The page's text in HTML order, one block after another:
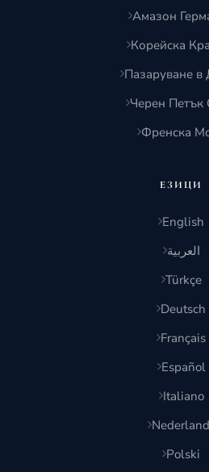
Амазон
Корейска
Пазаруване в
Черен
Френска
ЕЗИЦИ
English
العربية
Türkçe
Deutsch
Français
Español
Italiano
Polski